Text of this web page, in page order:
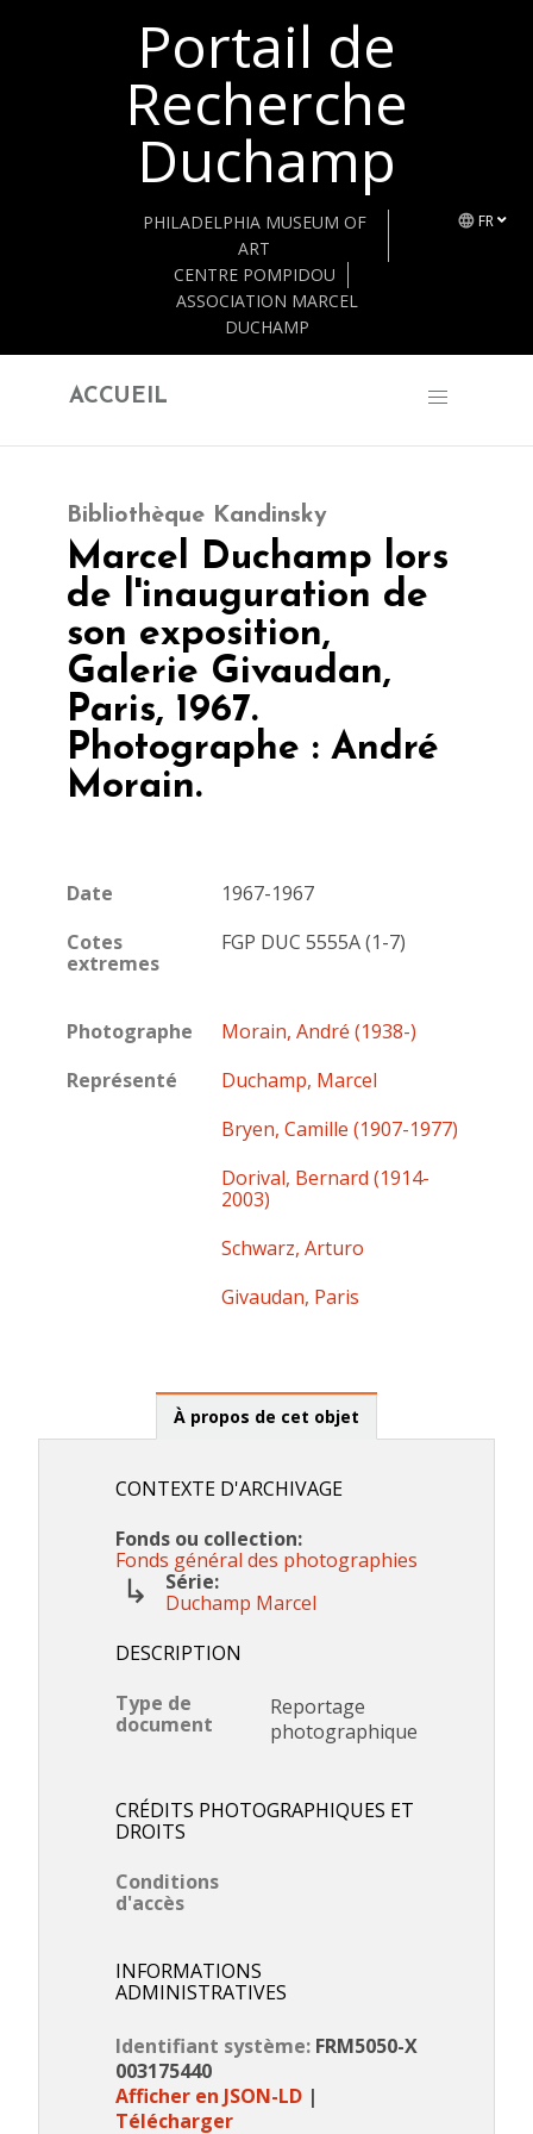
Retourner au contenu principal
Portail de
Recherche
Duchamp
FR
PHILADELPHIA MUSEUM OF
ART
CENTRE POMPIDOU
ASSOCIATION MARCEL
DUCHAMP
ACCUEIL
Bibliothèque Kandinsky
Marcel Duchamp lors
de l'inauguration de
son exposition,
Galerie Givaudan,
Paris, 1967.
Photographe : André
Morain.
Date
1967-1967
Cotes
extremes
FGP DUC 5555A (1-7)
Photographe
Morain, André (1938-)
Représenté
Duchamp, Marcel
Bryen, Camille (1907-1977)
Dorival, Bernard (1914-
2003)
Schwarz, Arturo
Givaudan, Paris
À propos de cet objet
CONTEXTE D'ARCHIVAGE
Fonds ou collection:
Fonds général des photographies
Série:
Duchamp Marcel
DESCRIPTION
Type de
document
Reportage
photographique
CRÉDITS PHOTOGRAPHIQUES ET
DROITS
Conditions
d'accès
INFORMATIONS
ADMINISTRATIVES
Identifiant système: FRM5050-X
003175440
Afficher en JSON-LD |
Télécharger